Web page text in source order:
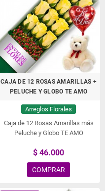
CAJA DE 12 ROSAS AMARILLAS +
PELUCHE Y GLOBO TE AMO
Arreglos Florales
Caja de 12 Rosas Amarillas más
Peluche y Globo TE AMO
$ 46.000
COMPRAR